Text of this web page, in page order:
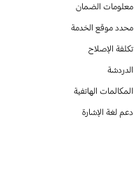
معلومات الضمان
محدد موقع الخدمة
تكلفة الإصلاح
الدردشة
المكالمات الهاتفية
دعم لغة الإشارة